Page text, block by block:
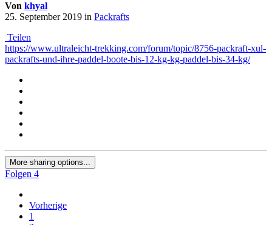
Von khyal
25. September 2019 in Packrafts
Teilen
https://www.ultraleicht-trekking.com/forum/topic/8756-packraft-xul-
packrafts-und-ihre-paddel-boote-bis-12-kg-kg-paddel-bis-34-kg/
More sharing options...
Folgen 4
Vorherige
1